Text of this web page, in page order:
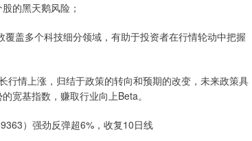
的黑天鹅风险；
盖多个科技细分领域，有助于投资者在行情轮动中把握
情上涨，归结于政策的转向和预期的改变，未来政策具
宽基指数，赚取行业向上Beta。
）强劲反弹超6%，收复10日线